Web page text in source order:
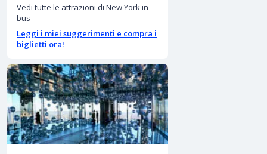
Vedi tutte le attrazioni di New York in
bus
Leggi i miei suggerimenti e compra i
biglietti ora!